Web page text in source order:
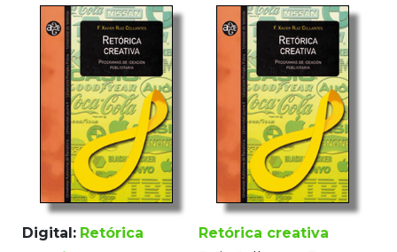
Digital: Retórica
Retórica creativa